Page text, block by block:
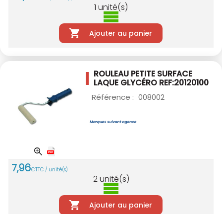
1 unité(s)
Ajouter au panier
ROULEAU PETITE SURFACE
LAQUE GLYCÉRO REF:20120100
Référence : 008002
7,96€TTC / unité(s)
2unité(s)
Ajouter au panier